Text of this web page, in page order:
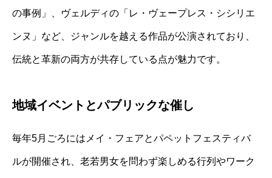
の事例」、ヴェルディの「レ・ヴェープレス・シシリエ
ンヌ」など、ジャンルを越える作品が公演されており、
伝統と革新の両方が共存している点が魅力です。
地域イベントとパブリックな催し
毎年5月ごろにはメイ・フェアとパペットフェスティバ
ルが開催され、老若男女を問わず楽しめる行列やワーク